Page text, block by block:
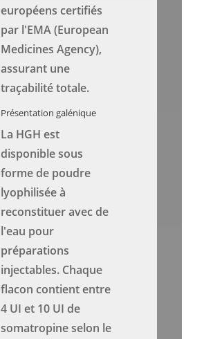
européens certifiés
par l'EMA (European
Medicines Agency),
assurant une
traçabilité totale.
Présentation galénique
La HGH est
disponible sous
forme de poudre
lyophilisée à
reconstituer avec de
l'eau pour
préparations
injectables. Chaque
flacon contient entre
4 UI et 10 UI de
somatropine selon le